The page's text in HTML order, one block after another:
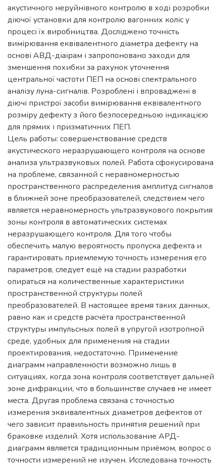
акустичного неруйнівного контролю в ході розробки
діючої установки для контролю вагонних коліс у
процесі їх виробництва. Досліджено точність
вимірювання еквівалентного діаметра дефекту на
основі АВД-діаірам і запропоновано заходи для
зменшення похибки за рахунок уточнення
центральної частоти ПЕП на основі спектрального
аналізу луна-сигналів. Розроблені і впроваджені в
діючі пристрої засоби вимірювання еквівалентного
розміру дефекту з його безпосередньою індикацією
для прямих і призматичних ПЕП.
Цель работы: совершенствование средств
акустического неразрушающего контроля на основе
анализа ультразвуковых полей. Работа сфокусирована
на проблеме, связанной с неравномерностью
пространственного распределения амплитуд сигналов
в ближней зоне преобразователей, следствием чего
является неравномерность ультразвукового покрытия
зоны контроля в автоматических системах
неразрушающего контроля. Для того чтобы
обеспечить малую вероятность пропуска дефекта и
гарантировать приемлемую точность измерения его
параметров, следует ещё на стадии разработки
опираться на количественные характеристики
пространственной структуры полей
преобразователей. В настоящее время таких данных,
равно как и средств расчёта пространственной
структуры импульсных полей в упругой изотропной
среде, удобных для применения на стадии
проектирования, недостаточно. Применение
диаграмм направленности возможно лишь в
ситуациях, когда зона контроля соответствует дальней
зоне дифракции, что в большинстве случаев не имеет
места. Другая проблема связана с точностью
измерения эквивалентных диаметров дефектов от
чего зависит правильность принятия решений при
браковке изделий. Хотя использование АРД-
диаграмм является традиционным приёмом, вопрос о
точности измерений не изучен. Исследована точность